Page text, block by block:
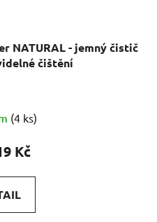
NATURAL - jemný čistič
čištění
hodnocení
je
5,0
z
5
(4 ks)
Kč